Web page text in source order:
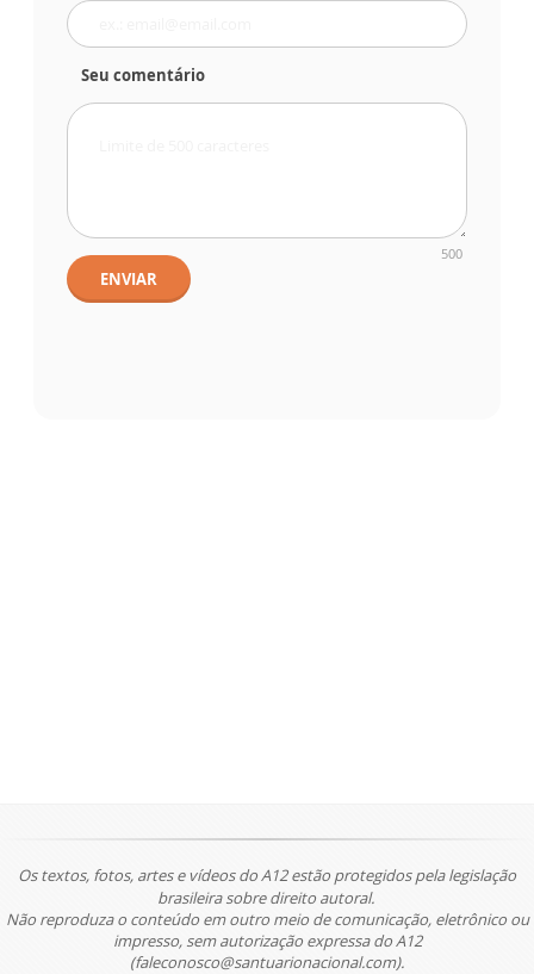
Seu comentário
500
ENVIAR
Os textos, fotos, artes e vídeos do A12 estão protegidos pela legislação
brasileira sobre direito autoral.
Não reproduza o conteúdo em outro meio de comunicação, eletrônico ou
impresso, sem autorização expressa do A12
(faleconosco@santuarionacional.com).